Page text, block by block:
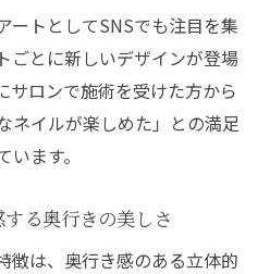
マグネットアート体験談
の美しい仕上がりの理由
で大切なポイントとは
ートをプロと一緒に体験
ールオフベースの利点
ールオフテクニック
ートとしてSNSでも注目を集
ごとに新しいデザインが登場
サロンで施術を受けた方から
ネイルが楽しめた」との満足
ます。
る奥行きの美しさ
徴は、奥行き感のある立体的